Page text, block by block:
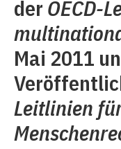
der OECD-
Mai 2011
Leitlinien